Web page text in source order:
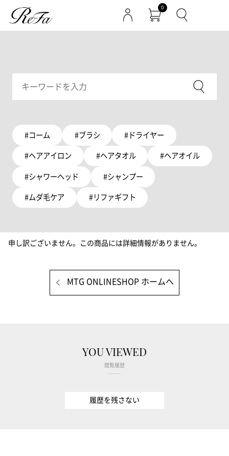
0
#コーム #ブラシ #ドライヤー
#ヘアアイロン #ヘアタオル #ヘアオイル
#シャワーヘッド #シャンプー
#ムダ毛ケア #リファギフト
申し訳ございません。この商品には詳細情報がありません。
MTG ONLINESHOP ホームへ
YOU VIEWED
閲覧履歴
履歴を残さない